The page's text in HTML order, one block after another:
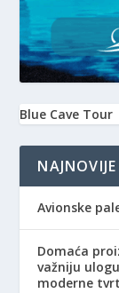
Blue Cave Tour
NAJNOVIJE
Avionske
Domaća
važniju
moderne